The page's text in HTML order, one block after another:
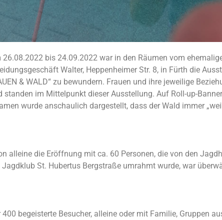
26.08.2022 bis 24.09.2022 war in den Räumen vom
Walter, Heppenheimer Str. 8, in Fürth die
& WALD“ zu bewundern. Frauen und ihre jeweilige
standen im Mittelpunkt dieser Ausstellung. Auf Roll-up-
wurde anschaulich dargestellt, dass der Wald immer
alleine die Eröffnung mit ca. 60 Personen, die von den
St. Hubertus Bergstraße umrahmt wurde, war
400 begeisterte Besucher, alleine oder mit Familie, Gruppen